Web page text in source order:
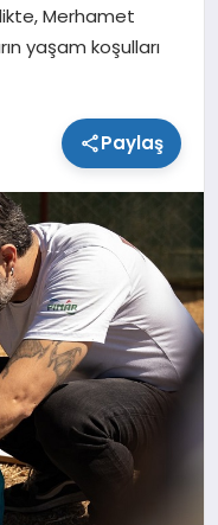
Merhamet
yaşam koşulları
Paylaş